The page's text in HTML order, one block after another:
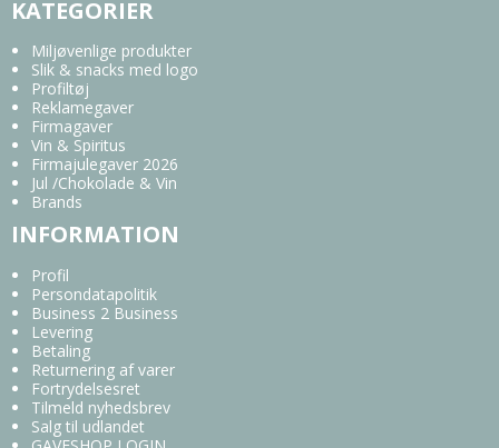
KATEGORIER
Miljøvenlige produkter
Slik & snacks med logo
Profiltøj
Reklamegaver
Firmagaver
Vin & Spiritus
Firmajulegaver 2026
Jul /Chokolade & Vin
Brands
INFORMATION
Profil
Persondatapolitik
Business 2 Business
Levering
Betaling
Returnering af varer
Fortrydelsesret
Tilmeld nyhedsbrev
Salg til udlandet